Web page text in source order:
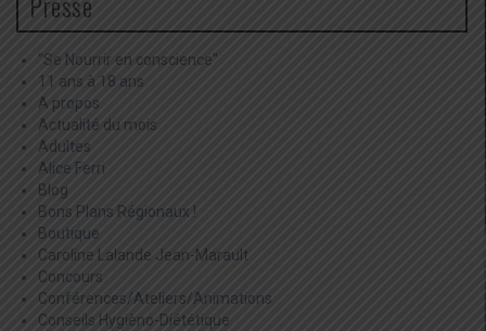
"Se Nourrir en conscience"
11 ans à 18 ans
A propos
Actualité du mois
Adultes
Alice Ferri
Blog
Bons Plans Régionaux !
Boutique
Caroline Lalande Jean-Marault
Concours
Conférences/Ateliers/Animations
Conseils Hygièno-Diététique